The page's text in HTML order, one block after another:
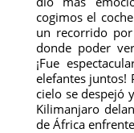
cogimos el
un recorrido
donde poder
¡Fue
elefantes juntos!
cielo se despejó
Kilimanjaro
de África